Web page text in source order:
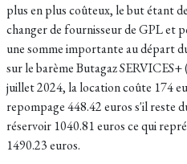
plus en plus coûteux, le but étant
changer de fournisseur de GPL et
une somme importante au départ
sur le barème Butagaz
juillet 2024, la location coûte 174
repompage 448.42 euros s'il reste
réservoir 1040.81 euros ce qui
1490.23 euros.